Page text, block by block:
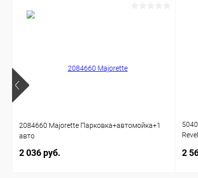
2084660 Majorette Парковка+автомойка+1
авто
2 036 руб. 2